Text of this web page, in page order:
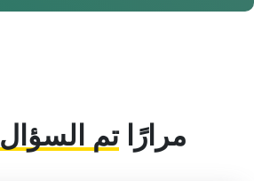
مرارًاتم السؤال